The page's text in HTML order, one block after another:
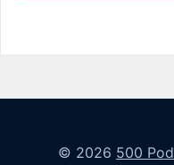
© 2026 500